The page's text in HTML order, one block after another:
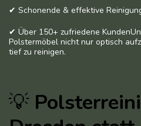
✔ Schonende & effektive
✔ Über 150+ zufriedene
Polstermöbel nicht nur optisch
tief zu reinigen.
💡